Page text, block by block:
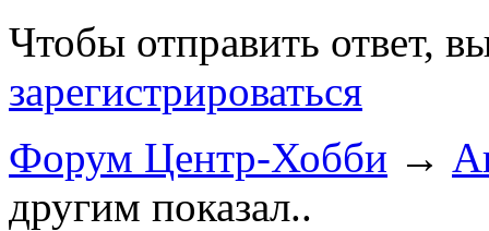
Чтобы отправить ответ,
зарегистрироваться
Форум Центр-Хобби →
другим показал..